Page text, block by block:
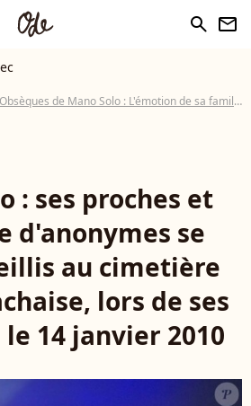
search newsletter
Obsèques de Mano Solo : L'émotion de sa famille et d'une foule d'anonymes, recueillis au Père-Lachaise...
: ses proches et
d'anonymes se
au cimetière
lors de ses
14 janvier 2010